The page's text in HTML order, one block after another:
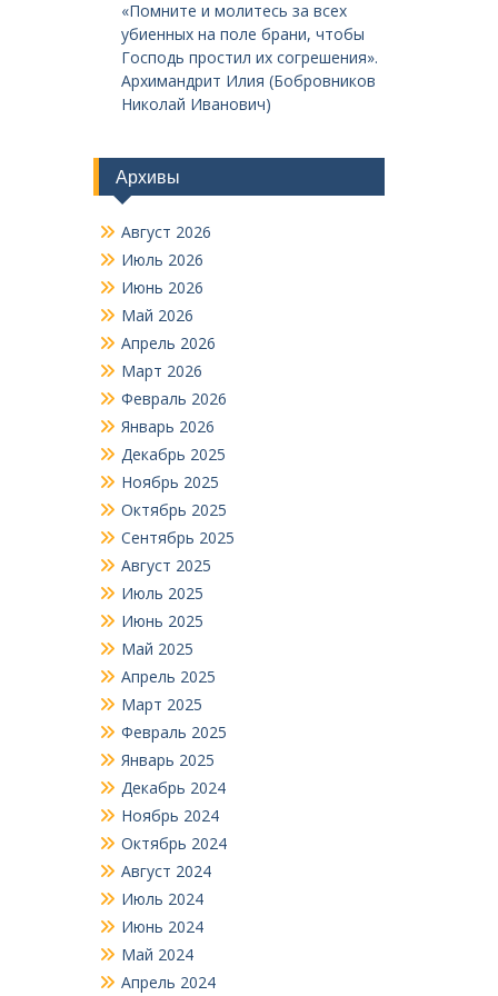
«Помните и молитесь за всех
убиенных на поле брани, чтобы
Господь простил их согрешения».
Архимандрит Илия (Бобровников
Николай Иванович)
Архивы
Август 2026
Июль 2026
Июнь 2026
Май 2026
Апрель 2026
Март 2026
Февраль 2026
Январь 2026
Декабрь 2025
Ноябрь 2025
Октябрь 2025
Сентябрь 2025
Август 2025
Июль 2025
Июнь 2025
Май 2025
Апрель 2025
Март 2025
Февраль 2025
Январь 2025
Декабрь 2024
Ноябрь 2024
Октябрь 2024
Август 2024
Июль 2024
Июнь 2024
Май 2024
Апрель 2024